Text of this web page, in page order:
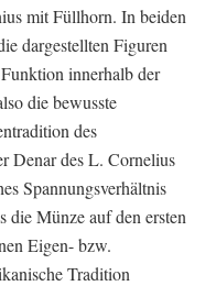
mit Füllhorn. In beiden
dargestellten Figuren
innerhalb der
die bewusste
des
Denar des L. Cornelius
Spannungsverhältnis
die Münze auf den ersten
Eigen- bzw.
Tradition